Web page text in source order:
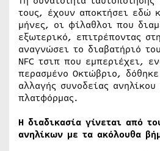
τους, έχουν αποκτήσει εδώ
μήνες, οι φίλαθλοι που
εξωτερικό, επιτρέποντας
αναγνώσει το διαβατήριό
NFC τσιπ που εμπεριέχει,
περασμένο Οκτώβριο,
αλλαγής συνοδείας
πλατφόρμας.
Η διαδικασία γίνεται από
ανηλίκων με τα ακόλουθα